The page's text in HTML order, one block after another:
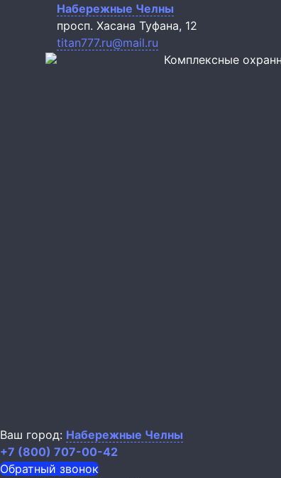
Набережные Челны
просп. Хасана Туфана, 12
titan777.ru@mail.ru
Комплексные
Ваш город: Набережные Челны
+7 (800) 707-00-42
Обратный звонок